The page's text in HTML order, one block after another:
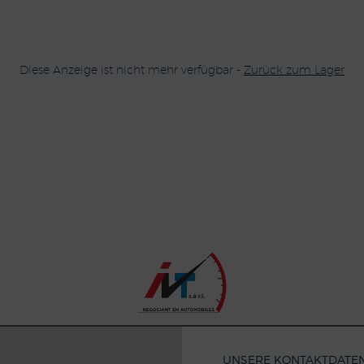
Diese Anzeige ist nicht mehr verfügbar - Zurück zum Lager
UNSERE